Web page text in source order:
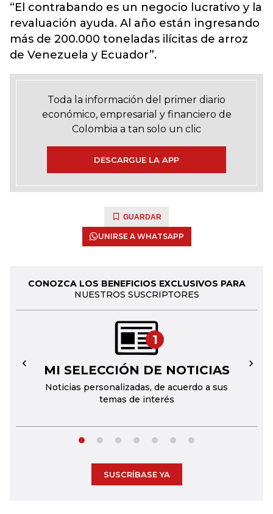
“El contrabando es un negocio lucrativo y la
revaluación ayuda. Al año están ingresando
más de 200.000 toneladas ilícitas de arroz
de Venezuela y Ecuador”.
Toda la información del primer diario
económico, empresarial y financiero de
Colombia a tan solo un clic
DESCARGUE LA APP
GUARDAR
UNIRSE A WHATSAPP
CONOZCA LOS BENEFICIOS EXCLUSIVOS PARA
NUESTROS SUSCRIPTORES
1
MI SELECCIÓN DE NOTICIAS
Noticias personalizadas, de acuerdo a sus
temas de interés
← →
SUSCRÍBASE YA